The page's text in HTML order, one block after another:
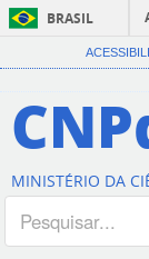
BRASIL
MINISTÉRIO DA